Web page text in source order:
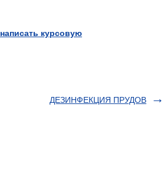
курсовую
ДЕЗИНФЕКЦИЯ ПРУДОВ